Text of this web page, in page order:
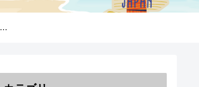
プライバシーポリシー、免責事項、著作権について